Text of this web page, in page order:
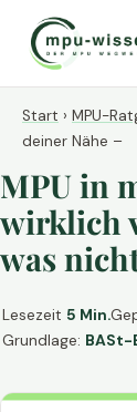
Start › MPU-
deiner Nähe –
MPU in
wirklich
was
Lesezeit 5 Min.
Grundlage: